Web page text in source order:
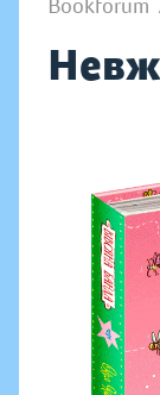
Bookforum